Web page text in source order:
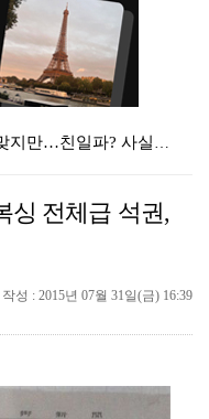
하영 측 "증조부 안상호 맞지만…친일파? 사실무근" […
"스토킹 피해자" 황정민VS"2억대 손해배상" A 씨,…
김지원, 어린이병원에 1억원 쾌척 "'닥터X' 촬영 중…
기록적인 폭염에 멈췄던 KBO, 11일부터 순위 경쟁 …
싱 전체급 석권,
작성 : 2015년 07월 31일(금) 16:39